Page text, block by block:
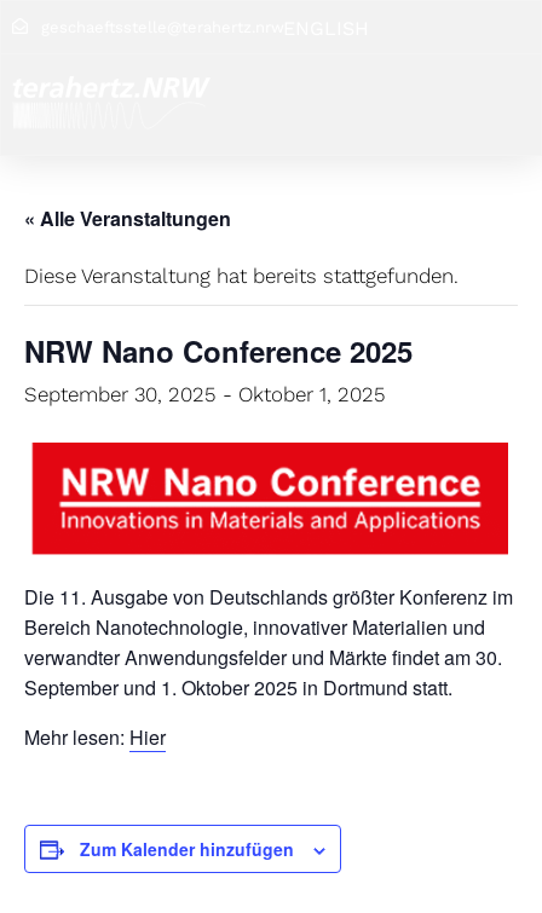
« Alle Veranstaltungen
Diese Veranstaltung hat bereits stattgefunden.
NRW Nano Conference 2025
September 30, 2025 - Oktober 1, 2025
Die 11. Ausgabe von Deutschlands größter Konferenz im
Bereich Nanotechnologie, innovativer Materialien und
verwandter Anwendungsfelder und Märkte findet am 30.
September und 1. Oktober 2025 in Dortmund statt.
Mehr lesen: Hier
Zum Kalender hinzufügen